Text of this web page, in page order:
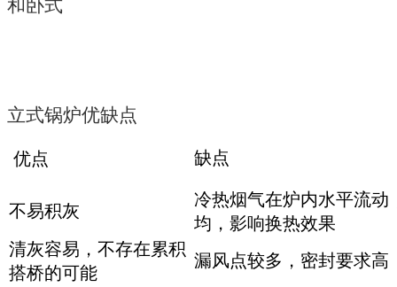
和卧式
立式锅炉优缺点
优点 缺点
不易积灰
冷热烟气在炉内水平流动
均，影响换热效果
清灰容易，不存在累积
搭桥的可能
漏风点较多，密封要求高